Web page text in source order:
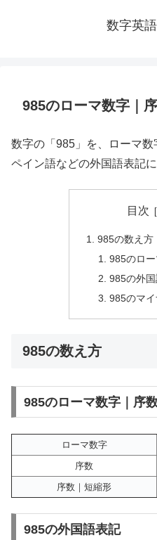
数字英
985のローマ数字｜
数字の「985」を、ローマ
ペイン語などの外国語表記に
目次
985の数え方
985のロ
985の外
985のマ
985の数え方
985のローマ数字｜序
ローマ数字
序数
序数｜短縮形
985の外国語表記